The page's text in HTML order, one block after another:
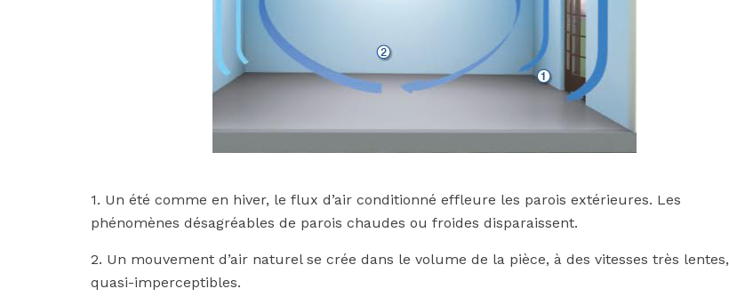
1. Un été comme en hiver, le flux d’air conditionné effleure les parois extérieures. Les
phénomènes désagréables de parois chaudes ou froides disparaissent.
2. Un mouvement d’air naturel se crée dans le volume de la pièce, à des vitesses très lentes,
quasi-imperceptibles.